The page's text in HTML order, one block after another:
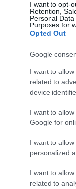
I want to opt-
Retention,
Personal
Purposes for
Opted Out
Google
I want to
related to
device
I want to
Google for
I want to
personalized
I want to
related to
One Teaspoon
Die Instantly
352 98